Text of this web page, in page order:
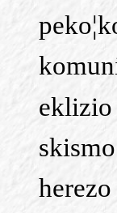
eklizio
herezo